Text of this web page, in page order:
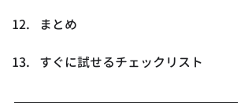
まとめ
すぐに試せるチェックリスト